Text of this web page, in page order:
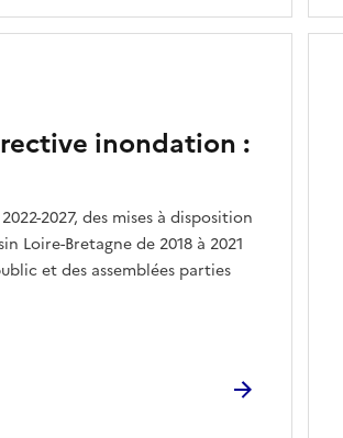
inondation :
2027, des mises à disposition
Loire-Bretagne de 2018 à 2021
et des assemblées parties